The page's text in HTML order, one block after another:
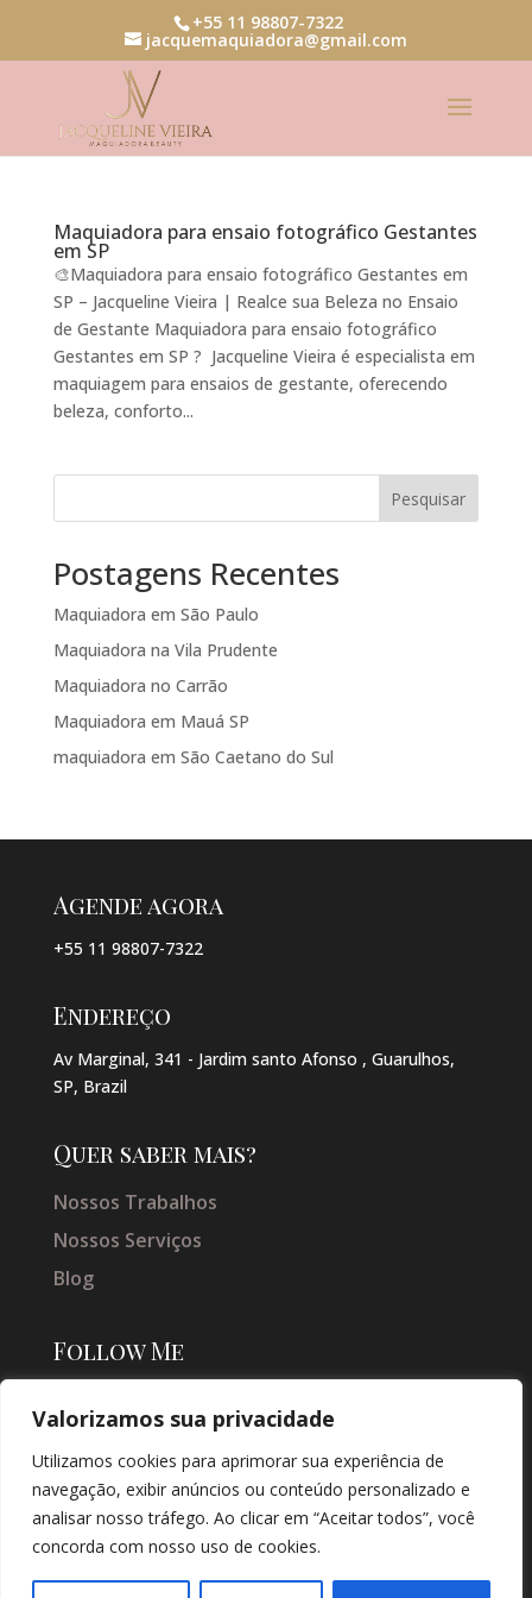
Valorizamos sua privacidade
Utilizamos cookies para aprimorar sua experiência de
navegação, exibir anúncios ou conteúdo personalizado e
analisar nosso tráfego. Ao clicar em “Aceitar todos”, você
concorda com nosso uso de cookies.
+55 11 98807-7322
jacquemaquiadora@gmail.com
Maquiadora para ensaio fotográfico Gestantes
em SP
🎨Maquiadora para ensaio fotográfico Gestantes em
SP – Jacqueline Vieira | Realce sua Beleza no Ensaio
de Gestante Maquiadora para ensaio fotográfico
Gestantes em SP ? Jacqueline Vieira é especialista em
maquiagem para ensaios de gestante, oferecendo
beleza, conforto...
Pesquisar
Postagens Recentes
Maquiadora em São Paulo
Maquiadora na Vila Prudente
Maquiadora no Carrão
Maquiadora em Mauá SP
maquiadora em São Caetano do Sul
Agende agora
+55 11 98807-7322
Endereço
Av Marginal, 341 - Jardim santo Afonso , Guarulhos,
SP, Brazil
Quer saber mais?
Nossos Trabalhos
Nossos Serviços
Blog
Follow Me